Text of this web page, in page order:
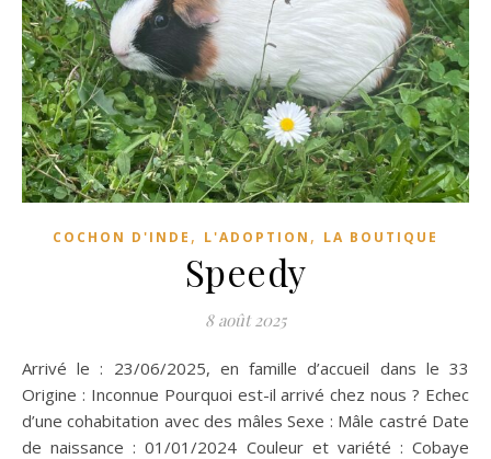
COCHON D'INDE , L'ADOPTION , LA BOUTIQUE
Speedy
8 août 2025
Arrivé le : 23/06/2025, en famille d’accueil dans le 33
Origine : Inconnue Pourquoi est-il arrivé chez nous ? Echec
d’une cohabitation avec des mâles Sexe : Mâle castré Date
de naissance : 01/01/2024 Couleur et variété : Cobaye